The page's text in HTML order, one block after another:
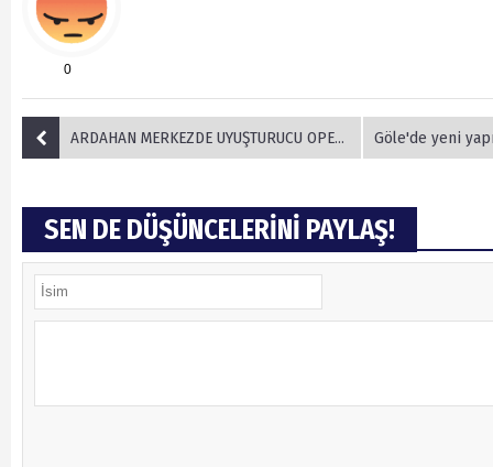
0
ARDAHAN MERKEZDE UYUŞTURUCU OPERASYONU! DEVAM EDİYOR.. Göle'de yeni yapılan
SEN DE DÜŞÜNCELERİNİ PAYLAŞ!